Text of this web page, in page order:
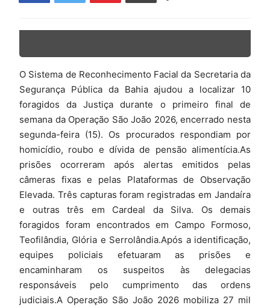
O Sistema de Reconhecimento Facial da Secretaria da
Segurança Pública da Bahia ajudou a localizar 10
foragidos da Justiça durante o primeiro final de
semana da Operação São João 2026, encerrado nesta
segunda-feira (15). Os procurados respondiam por
homicídio, roubo e dívida de pensão alimentícia.As
prisões ocorreram após alertas emitidos pelas
câmeras fixas e pelas Plataformas de Observação
Elevada. Três capturas foram registradas em Jandaíra
e outras três em Cardeal da Silva. Os demais
foragidos foram encontrados em Campo Formoso,
Teofilândia, Glória e Serrolândia.Após a identificação,
equipes policiais efetuaram as prisões e
encaminharam os suspeitos às delegacias
responsáveis pelo cumprimento das ordens
judiciais.A Operação São João 2026 mobiliza 27 mil